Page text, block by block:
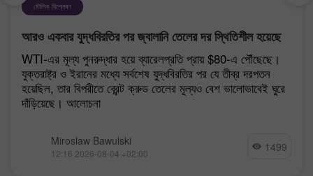
মৌলিক বিশ্লেষণ
আরও একবার যুদ্ধবিরতির পর জ্বালানি তেলের দর স্থিতিশীল হয়েছে
WTI-এর মূল্য পুনরুদ্ধার হয়ে ব্যারেলপ্রতি প্রায় $80-এ পৌঁছেছে।
যুক্তরাষ্ট্র ও ইরানের মধ্যে সর্বশেষ যুদ্ধবিরতির পর যে তীব্র দরপতন
হয়েছিল, তার বিপরীতে ব্রেন্ট ক্রুড তেলের মূল্যও বেশ ভালোভাবেই ঘুরে
দাঁড়িয়েছে। আলোচনা
Miroslaw Bawulski
12:16 2026-08-04 +02:00 1499